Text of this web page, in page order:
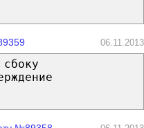
06.11.2013